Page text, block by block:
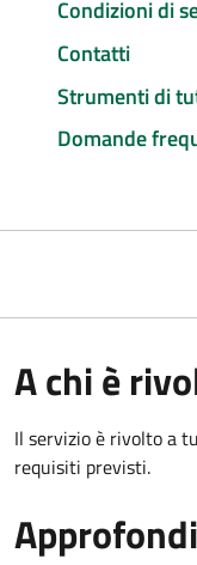
Condizioni di
Contatti
Strumenti di
Domande
A chi è
Il servizio è rivolto a
requisiti previsti.